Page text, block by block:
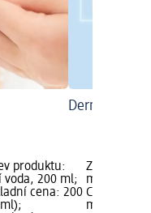
produktu:
200 ml;
cena: 200
Značka:
micelární
Cena:
ml (8,45 Kč